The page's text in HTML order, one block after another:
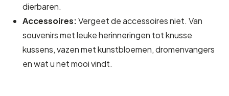
dierbaren.
Accessoires:Vergeet de accessoires niet. Van
souvenirs met leuke herinneringen tot knusse
kussens, vazen met kunstbloemen, dromenvangers
en wat u net mooi vindt.